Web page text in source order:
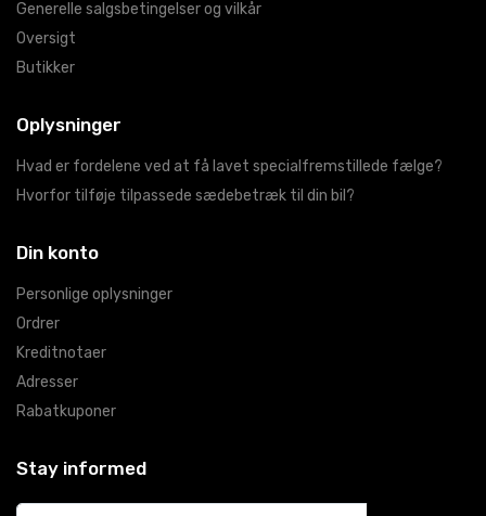
Generelle salgsbetingelser og vilkår
Oversigt
Butikker
Oplysninger
Hvad er fordelene ved at få lavet specialfremstillede fælge?
Hvorfor tilføje tilpassede sædebetræk til din bil?
Din konto
Personlige oplysninger
Ordrer
Kreditnotaer
Adresser
Rabatkuponer
Stay informed